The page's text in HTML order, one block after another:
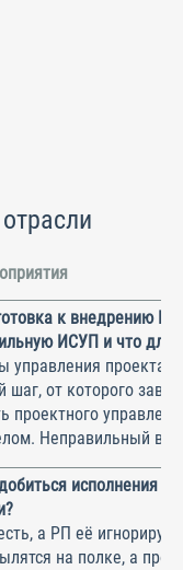
к внедрению
ИСУП и что для
управления
шаг, от которого
проектного
Неправильный
исполнения
а РП её
на полке, а